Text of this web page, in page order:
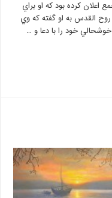
كرده بود كه او براي
القدس به او گفته كه وي
خود را با دعا و …